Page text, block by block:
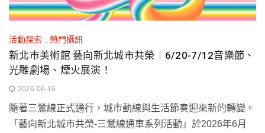
活動探索 熱門攝訊
新北市美術館 藝向新北城市共榮｜6/20-7/12音樂節、
光雕劇場、煙火展演！
2026-06-16
隨著三鶯線正式通行，城市動線與生活節奏迎來新的轉變。
「藝向新北城市共榮-三鶯線通車系列活動」於2026年6月